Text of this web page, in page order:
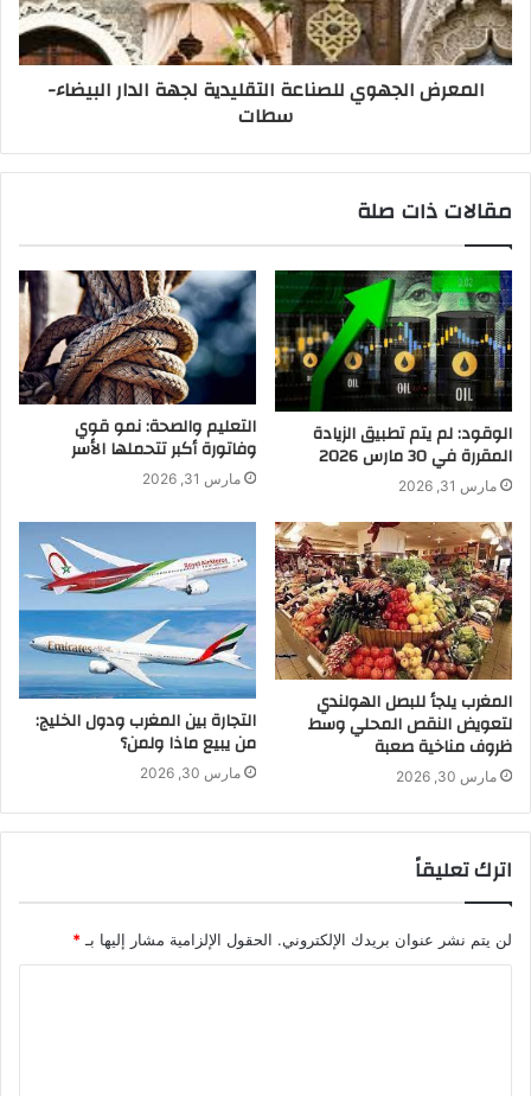
المعرض الجهوي للصناعة التقليدية لجهة الدار البيضاء-
سطات
مقالات ذات صلة
الوقود: لم يتم تطبيق الزيادة
المقررة في 30 مارس 2026
مارس 31, 2026
التعليم والصحة: نمو قوي
وفاتورة أكبر تتحملها الأسر
مارس 31, 2026
المغرب يلجأ للبصل الهولندي
لتعويض النقص المحلي وسط
ظروف مناخية صعبة
مارس 30, 2026
التجارة بين المغرب ودول الخليج:
من يبيع ماذا ولمن؟
مارس 30, 2026
اترك تعليقاً
لن يتم نشر عنوان بريدك الإلكتروني. الحقول الإلزامية مشار إليها بـ *